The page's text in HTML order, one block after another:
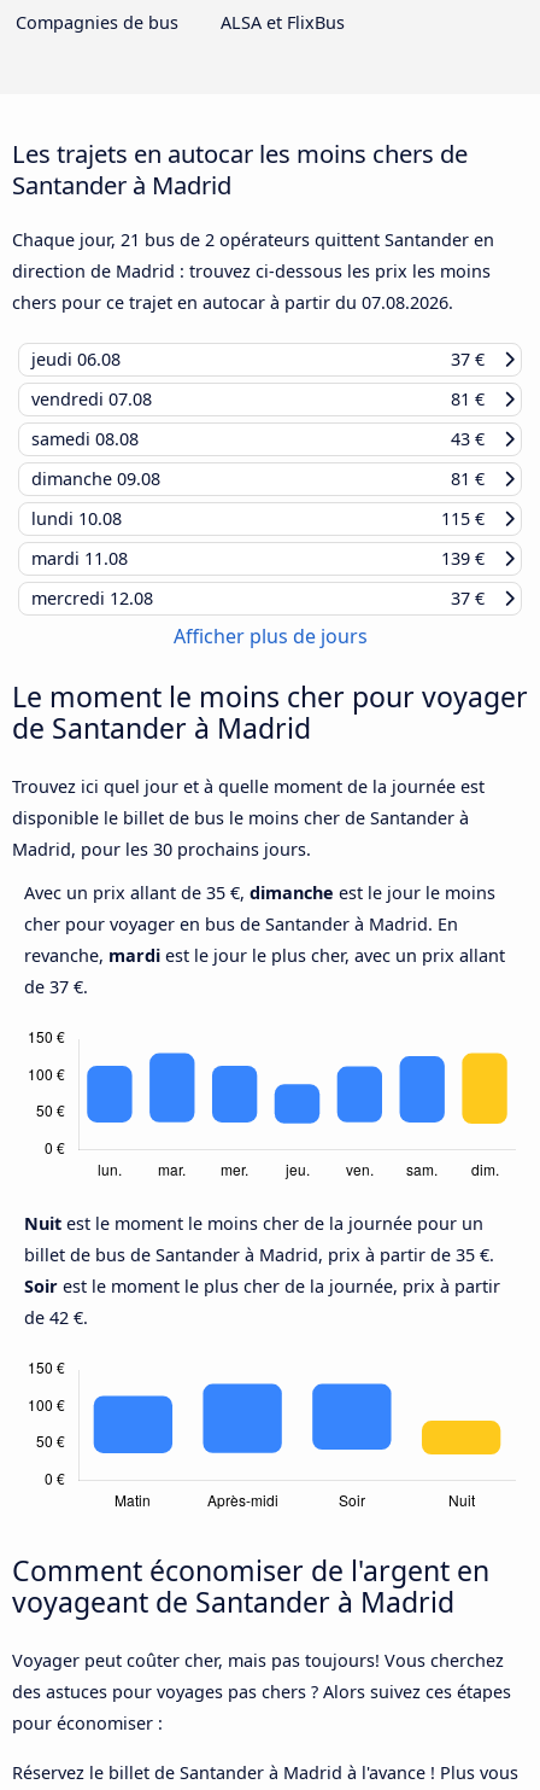
Compagnies de bus
ALSA et FlixBus
Les trajets en autocar les moins chers de
Santander à Madrid
Chaque jour, 21 bus de 2 opérateurs quittent Santander en
direction de Madrid : trouvez ci-dessous les prix les moins
chers pour ce trajet en autocar à partir du 07.08.2026.
jeudi 06.08
37 €
vendredi 07.08
81 €
samedi 08.08
43 €
dimanche 09.08
81 €
lundi 10.08
115 €
mardi 11.08
139 €
mercredi 12.08 37 €
Afficher plus de jours
Le moment le moins cher pour voyager
de Santander à Madrid
Trouvez ici quel jour et à quelle moment de la journée est
disponible le billet de bus le moins cher de Santander à
Madrid, pour les 30 prochains jours.
Avec un prix allant de 35 €, dimanche est le jour le moins
cher pour voyager en bus de Santander à Madrid. En
revanche, mardi est le jour le plus cher, avec un prix allant
de 37 €.
Nuit est le moment le moins cher de la journée pour un
billet de bus de Santander à Madrid, prix à partir de 35 €.
Soir est le moment le plus cher de la journée, prix à partir
de 42 €.
Comment économiser de l'argent en
voyageant de Santander à Madrid
Voyager peut coûter cher, mais pas toujours! Vous cherchez
des astuces pour voyages pas chers ? Alors suivez ces étapes
pour économiser :
Réservez le billet de Santander à Madrid à l'avance ! Plus vous